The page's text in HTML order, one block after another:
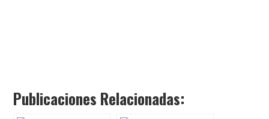
Publicaciones Relacionadas: